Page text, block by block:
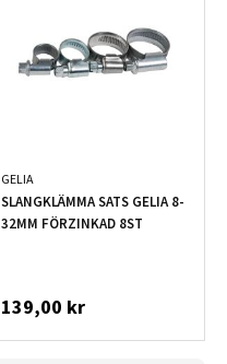
GELIA
SLANGKLÄMMA SATS GELIA 8-
32MM FÖRZINKAD 8ST
139,00 kr